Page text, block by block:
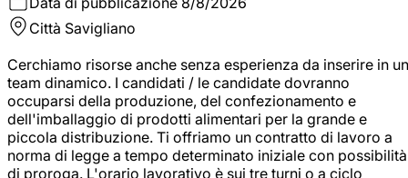
Città Savigliano
Cerchiamo risorse anche senza esperienza da inserire in un
team dinamico. I candidati / le candidate dovranno
occuparsi della produzione, del confezionamento e
dell'imballaggio di prodotti alimentari per la grande e
piccola distribuzione. Ti offriamo un contratto di lavoro a
norma di legge a tempo determinato iniziale con possibilità
di proroga. L'orario lavorativo è sui tre turni o a ciclo